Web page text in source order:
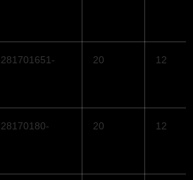
20 12
20 12